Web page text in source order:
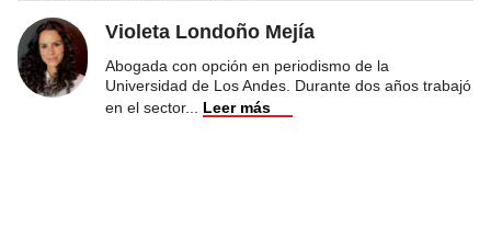
Violeta Londoño Mejía
Abogada con opción en periodismo de la
Universidad de Los Andes. Durante dos años trabajó
en el sector... Leer más